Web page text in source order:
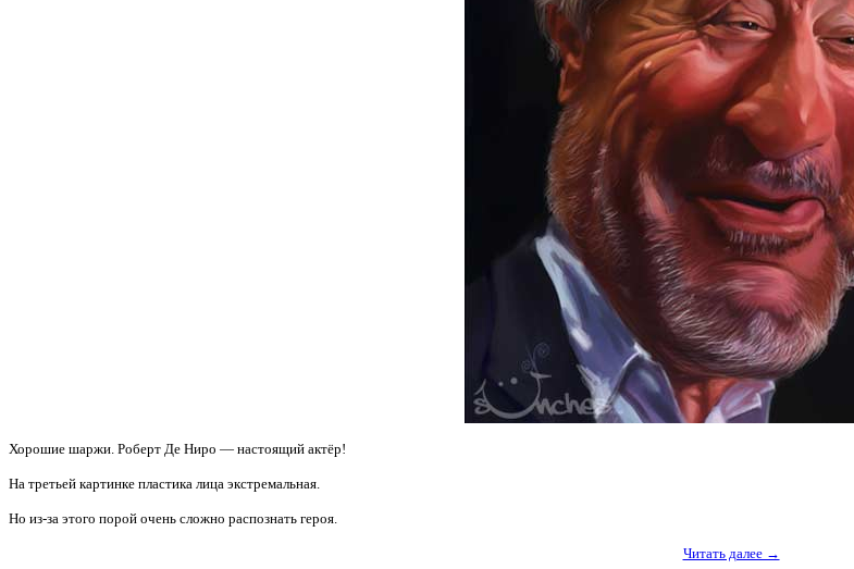
Хорошие шаржи. Роберт Де Ниро — настоящий актёр!
На третьей картинке пластика лица экстремальная.
Но из-за этого порой очень сложно распознать героя.
Читать далее →